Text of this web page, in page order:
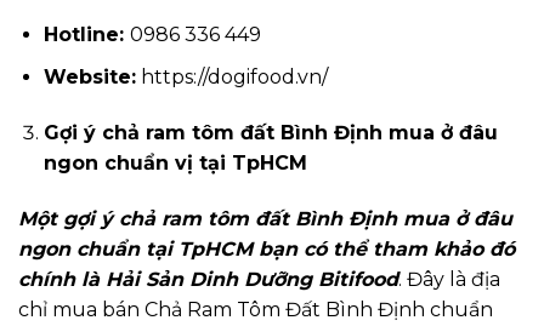
Hotline: 0986 336 449
Website:https://dogifood.vn/
Gợi ý chả ram tôm đất Bình Định mua ở đâu
ngon chuẩn vị tại TpHCM
Một gợi ý chả ram tôm đất Bình Định mua ở đâu
ngon chuẩn tại TpHCM bạn có thể tham khảo đó
chính là Hải Sản Dinh Dưỡng Bitifood. Đây là địa
chỉ mua bán Chả Ram Tôm Đất Bình Định chuẩn